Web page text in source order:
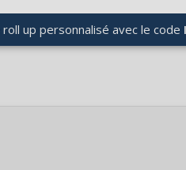
up personnalisé avec le code